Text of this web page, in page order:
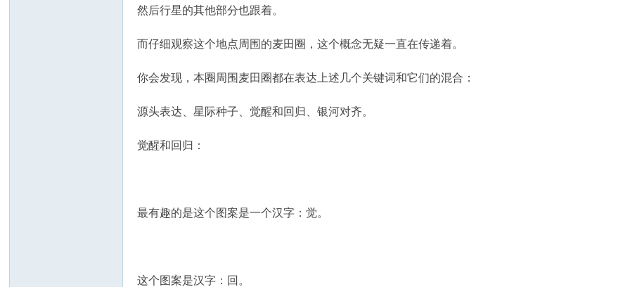
然后行星的其他部分也跟着。
而仔细观察这个地点周围的麦田圈，这个概念无疑一直在传递着。
你会发现，本圈周围麦田圈都在表达上述几个关键词和它们的混合：
源头表达、星际种子、觉醒和回归、银河对齐。
觉醒和回归：
最有趣的是这个图案是一个汉字：觉。
这个图案是汉字：回。